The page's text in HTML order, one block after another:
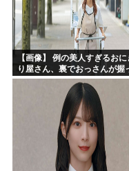
【画像】 例の美人すぎるおに
り屋さん、裏でおっさんが握
ていたｗｗｗｗｗｗｗｗｗｗ